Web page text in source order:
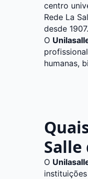
centro
Rede La
desde 1907.
O
humanas,
Salle
O